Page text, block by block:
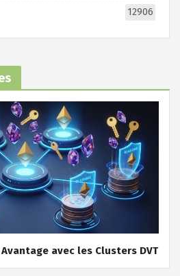
12906
avec les Clusters DVT